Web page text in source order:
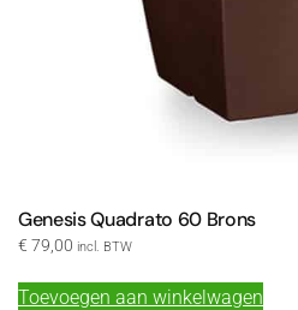
Genesis Quadrato 60 Brons
€ 79,00 incl. BTW
Toevoegen aan winkelwagen